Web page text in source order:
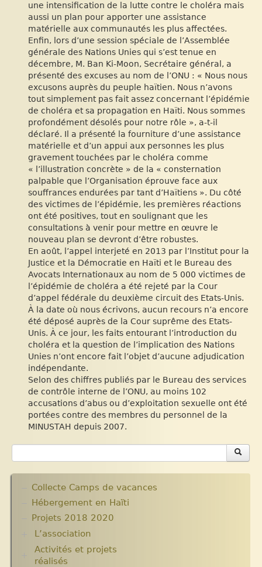
une intensification de la lutte contre le choléra mais
aussi un plan pour apporter une assistance
matérielle aux communautés les plus affectées.
Enfin, lors d’une session spéciale de l’Assemblée
générale des Nations Unies qui s’est tenue en
décembre, M. Ban Ki-Moon, Secrétaire général, a
présenté des excuses au nom de l’ONU : « Nous nous
excusons auprès du peuple haïtien. Nous n’avons
tout simplement pas fait assez concernant l’épidémie
de choléra et sa propagation en Haïti. Nous sommes
profondément désolés pour notre rôle », a-t-il
déclaré. Il a présenté la fourniture d’une assistance
matérielle et d’un appui aux personnes les plus
gravement touchées par le choléra comme
« l’illustration concrète » de la « consternation
palpable que l’Organisation éprouve face aux
souffrances endurées par tant d’Haïtiens ». Du côté
des victimes de l’épidémie, les premières réactions
ont été positives, tout en soulignant que les
consultations à venir pour mettre en œuvre le
nouveau plan se devront d’être robustes.
En août, l’appel interjeté en 2013 par l’Institut pour la
Justice et la Démocratie en Haïti et le Bureau des
Avocats Internationaux au nom de 5 000 victimes de
l’épidémie de choléra a été rejeté par la Cour
d’appel fédérale du deuxième circuit des Etats-Unis.
À la date où nous écrivons, aucun recours n’a encore
été déposé auprès de la Cour suprême des Etats-
Unis. À ce jour, les faits entourant l’introduction du
choléra et la question de l’implication des Nations
Unies n’ont encore fait l’objet d’aucune adjudication
indépendante.
Selon des chiffres publiés par le Bureau des services
de contrôle interne de l’ONU, au moins 102
accusations d’abus ou d’exploitation sexuelle ont été
portées contre des membres du personnel de la
MINUSTAH depuis 2007.
Collecte Camps de vacances
Hébergement en Haïti
Projets 2018 2020
L’association
Assemblées Générales
Nos partenaires.
Activités et projets
réalisés